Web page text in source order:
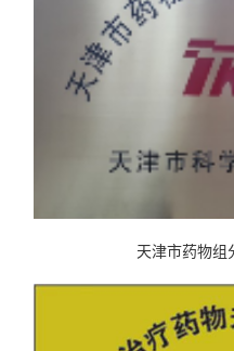
天津市药物组